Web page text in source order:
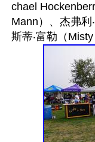
chael
Mann）、杰弗利